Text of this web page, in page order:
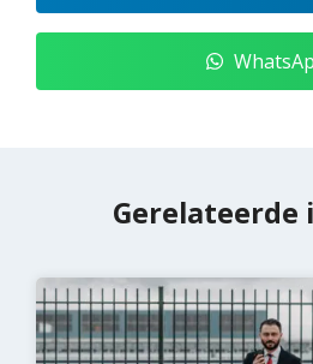
Gerelateerde